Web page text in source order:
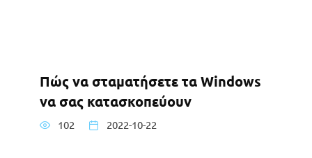
Πώς να σταματήσετε τα Windows
να σας κατασκοπεύουν
102 2022-10-22